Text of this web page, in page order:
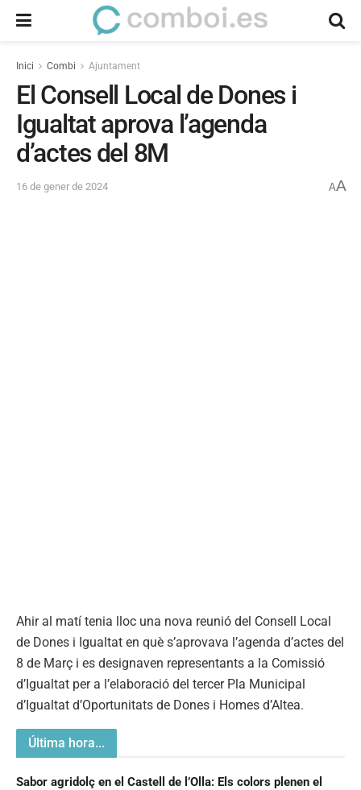
Inici Combi Ajuntament
El Consell Local de Dones i
Igualtat aprova l’agenda
d’actes del 8M
16 de gener de 2024 AA
Ahir al matí tenia lloc una nova reunió del Consell Local
de Dones i Igualtat en què s’aprovava l’agenda d’actes del
8 de Març i es designaven representants a la Comissió
d’Igualtat per a l’elaboració del tercer Pla Municipal
d’Igualtat d’Oportunitats de Dones i Homes d’Altea.
Última hora...
Sabor agridolç en el Castell de l’Olla: Els colors plenen el